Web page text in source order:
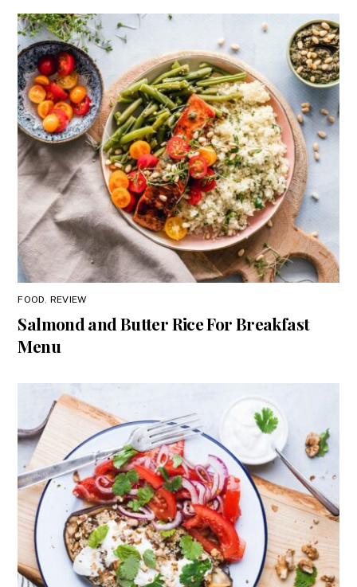
FOOD, REVIEW
Salmond and Butter Rice For Breakfast
Menu